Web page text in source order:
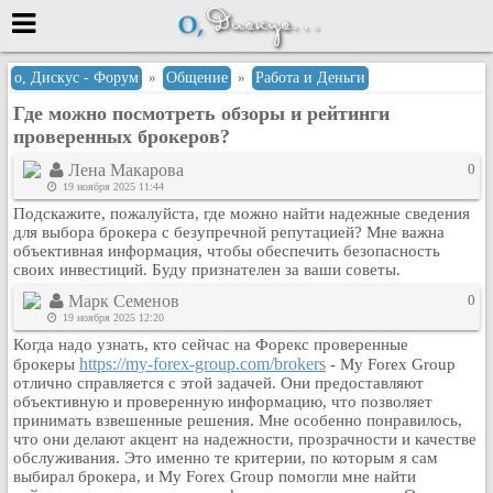
Меню
или войти через
Вход с 7ooo.ru
Регистрация
Забыли пароль?
Данные авторизации одинаковые с
сайтом 7ooo.ru
Форумы
Главная
Поиск
Новые сообщения
Беседы
Игры
о, Дискус - Форум » Общение » Работа и Деньги
Где можно посмотреть обзоры и рейтинги
проверенных брокеров?
Лена Макарова
19 ноября 2025 11:44
0
Подскажите, пожалуйста, где можно найти надежные сведения
для выбора брокера с безупречной репутацией? Мне важна
объективная информация, чтобы обеспечить безопасность
своих инвестиций. Буду признателен за ваши советы.
Марк Семенов
19 ноября 2025 12:20
0
Когда надо узнать, кто сейчас на Форекс проверенные
брокеры https://my-forex-group.com/brokers - My Forex Group
отлично справляется с этой задачей. Они предоставляют
объективную и проверенную информацию, что позволяет
принимать взвешенные решения. Мне особенно понравилось,
что они делают акцент на надежности, прозрачности и качестве
обслуживания. Это именно те критерии, по которым я сам
выбирал брокера, и My Forex Group помогли мне найти